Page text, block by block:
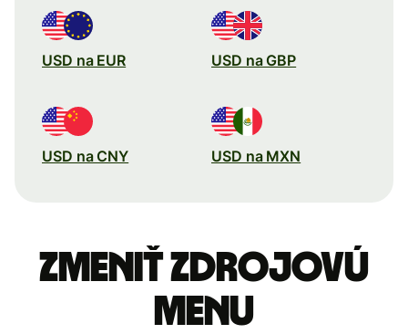
USD na EUR USD na GBP
USD na CNY USD na MXN
Zmeniť zdrojovú
menu